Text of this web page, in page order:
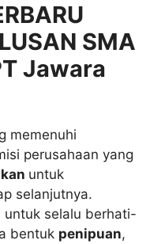
SMA
Jawara
memenuhi
perusahaan yang
untuk
selanjutnya.
untuk selalu berhati-
bentuk penipuan,